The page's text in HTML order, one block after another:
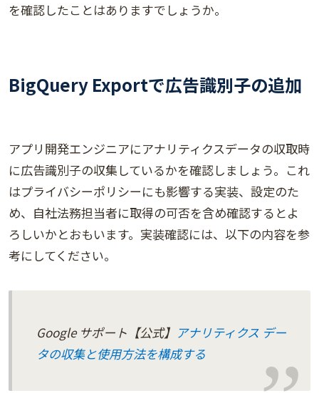
を確認したことはありますでしょうか。
BigQuery Exportで広告識別子の追加
アプリ開発エンジニアにアナリティクスデータの収取時
に広告識別子の収集しているかを確認しましょう。これ
はプライバシーポリシーにも影響する実装、設定のた
め、自社法務担当者に取得の可否を含め確認するとよ
ろしいかとおもいます。実装確認には、以下の内容を参
考にしてください。
Google サポート【公式】 アナリティクス デー
タの収集と使用方法を構成する